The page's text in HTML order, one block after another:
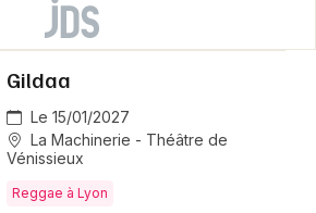
Gildaa
Le 15/01/2027
La Machinerie - Théâtre de
Vénissieux
Reggae à Lyon